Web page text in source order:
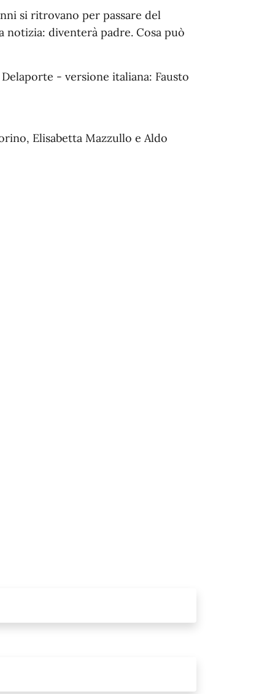
si ritrovano per passare del
diventerà padre. Cosa può
- versione italiana: Fausto
Elisabetta Mazzullo e Aldo